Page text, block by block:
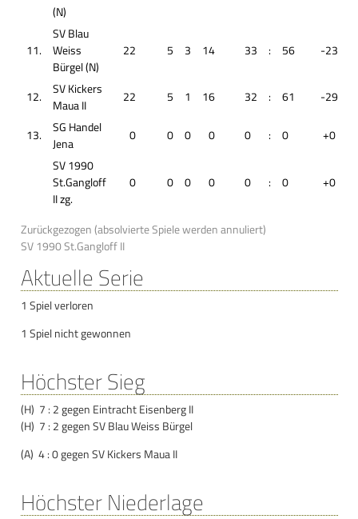
(N)
11.
SV Blau
Weiss
Bürgel (N)
22 5 3 14 33 : 56 -23
12.
SV Kickers
Maua II
22 5 1 16 32 : 61 -29
13.
SG Handel
Jena
0 0 0 0 0 : 0
+0
SV 1990
St.Gangloff
IIzg.
0 0 0 0 0 : 0 +0
Zurückgezogen (absolvierte Spiele werden annuliert)
SV 1990 St.Gangloff II
Aktuelle Serie
1 Spiel verloren
1 Spiel nicht gewonnen
Höchster Sieg
(H) 7 : 2 gegen Eintracht Eisenberg II
(H) 7 : 2 gegen SV Blau Weiss Bürgel
(A) 4 : 0 gegen SV Kickers Maua II
Höchster Niederlage